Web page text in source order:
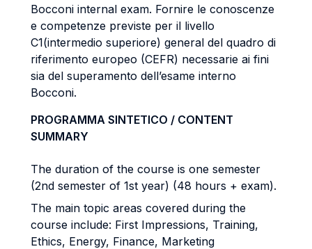
Bocconi internal exam. Fornire le conoscenze
e competenze previste per il livello
C1(intermedio superiore) general del quadro di
riferimento europeo (CEFR) necessarie ai fini
sia del superamento dell’esame interno
Bocconi.
PROGRAMMA SINTETICO / CONTENT
SUMMARY
The duration of the course is one semester
(2nd semester of 1st year) (48 hours + exam).
The main topic areas covered during the
course include: First Impressions, Training,
Ethics, Energy, Finance, Marketing